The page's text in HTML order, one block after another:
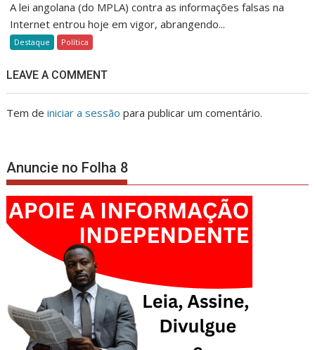
A lei angolana (do MPLA) contra as informações falsas na
Internet entrou hoje em vigor, abrangendo...
Destaque Política
LEAVE A COMMENT
Tem deiniciar a sessão para publicar um comentário.
Anuncie no Folha 8